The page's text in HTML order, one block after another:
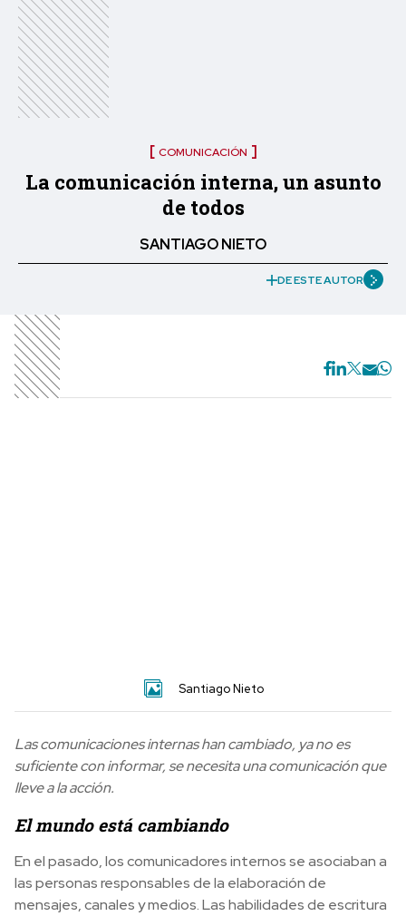
COMUNICACIÓN
La comunicación interna, un asunto
de todos
SANTIAGO NIETO
DE ESTE AUTOR
Santiago Nieto
Las comunicaciones internas han cambiado, ya no es
suficiente con informar, se necesita una comunicación que
lleve a la acción.
El mundo está cambiando
En el pasado, los comunicadores internos se asociaban a
las personas responsables de la elaboración de
mensajes, canales y medios. Las habilidades de escritura